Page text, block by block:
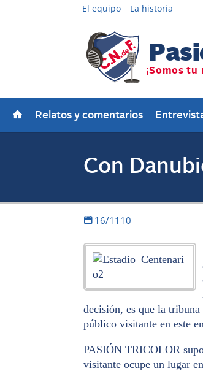
El equipo La historia
Relatos y comentarios
Con
16/1110
decisión, es que la
público visitante en este
PASIÓN TRICOLOR
visitante ocupe un lugar